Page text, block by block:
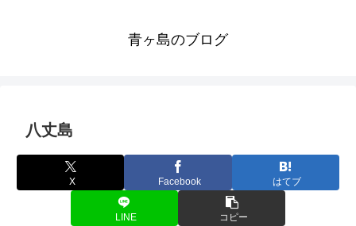
青ヶ島のブログ
八丈島
X Facebook はてブ
LINE コピー